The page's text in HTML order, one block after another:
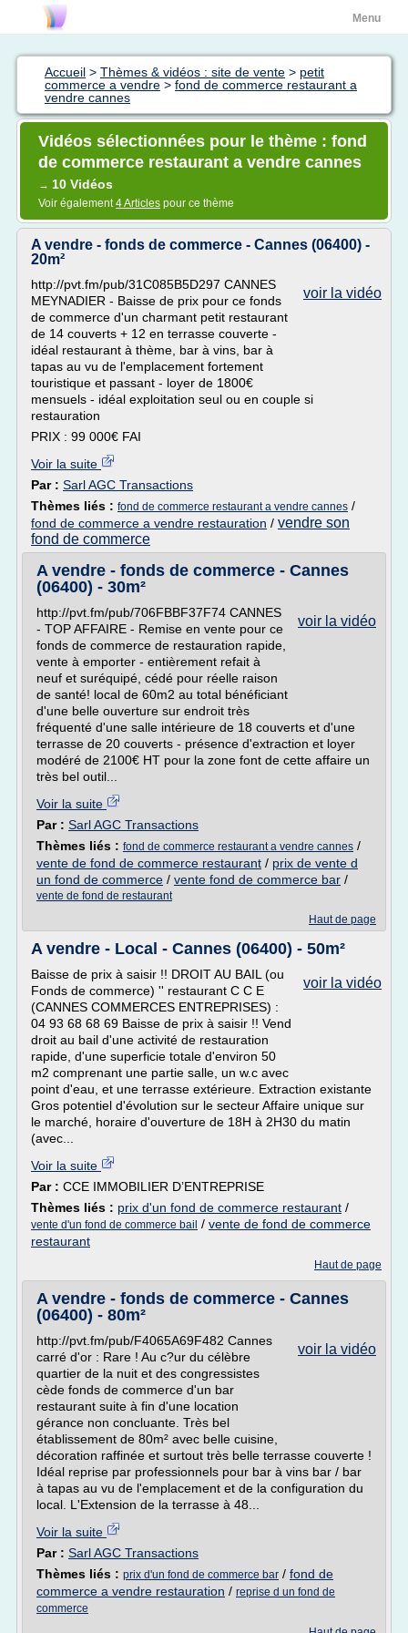
Menu
Accueil > Thèmes & vidéos : site de vente > petit
commerce a vendre > fond de commerce restaurant a
vendre cannes
Vidéos sélectionnées pour le thème : fond
de commerce restaurant a vendre cannes
→ 10 Vidéos
Voir également4 Articles pour ce thème
A vendre - fonds de commerce - Cannes (06400) -
20m²
voir la vidéo
http://pvt.fm/pub/31C085B5D297 CANNES
MEYNADIER - Baisse de prix pour ce fonds
de commerce d'un charmant petit restaurant
de 14 couverts + 12 en terrasse couverte -
idéal restaurant à thème, bar à vins, bar à
tapas au vu de l'emplacement fortement
touristique et passant - loyer de 1800€
mensuels - idéal exploitation seul ou en couple si
restauration
PRIX : 99 000€ FAI
Voir la suite
Par : Sarl AGC Transactions
Thèmes liés : fond de commerce restaurant a vendre cannes /
fond de commerce a vendre restauration / vendre son
fond de commerce
A vendre - fonds de commerce - Cannes
(06400) - 30m²
voir la vidéo
http://pvt.fm/pub/706FBBF37F74 CANNES
- TOP AFFAIRE - Remise en vente pour ce
fonds de commerce de restauration rapide,
vente à emporter - entièrement refait à
neuf et suréquipé, cédé pour réelle raison
de santé! local de 60m2 au total bénéficiant
d'une belle ouverture sur endroit très
fréquenté d'une salle intérieure de 18 couverts et d'une
terrasse de 20 couverts - présence d'extraction et loyer
modéré de 2100€ HT pour la zone font de cette affaire un
très bel outil...
Voir la suite
Par : Sarl AGC Transactions
Thèmes liés : fond de commerce restaurant a vendre cannes /
vente de fond de commerce restaurant / prix de vente d
un fond de commerce / vente fond de commerce bar /
vente de fond de restaurant
Haut de page
A vendre - Local - Cannes (06400) - 50m²
voir la vidéo
Baisse de prix à saisir !! DROIT AU BAIL (ou
Fonds de commerce) '' restaurant C C E
(CANNES COMMERCES ENTREPRISES) :
04 93 68 68 69 Baisse de prix à saisir !! Vend
droit au bail d'une activité de restauration
rapide, d'une superficie totale d'environ 50
m2 comprenant une partie salle, un w.c avec
point d'eau, et une terrasse extérieure. Extraction existante
Gros potentiel d'évolution sur le secteur Affaire unique sur
le marché, horaire d'ouverture de 18H à 2H30 du matin
(avec...
Voir la suite
Par : CCE IMMOBILIER D’ENTREPRISE
Thèmes liés : prix d'un fond de commerce restaurant /
vente d'un fond de commerce bail / vente de fond de commerce
restaurant
Haut de page
A vendre - fonds de commerce - Cannes
(06400) - 80m²
voir la vidéo
http://pvt.fm/pub/F4065A69F482 Cannes
carré d'or : Rare ! Au c?ur du célèbre
quartier de la nuit et des congressistes
cède fonds de commerce d'un bar
restaurant suite à fin d'une location
gérance non concluante. Très bel
établissement de 80m² avec belle cuisine,
décoration raffinée et surtout très belle terrasse couverte !
Idéal reprise par professionnels pour bar à vins bar / bar
à tapas au vu de l'emplacement et de la configuration du
local. L'Extension de la terrasse à 48...
Voir la suite
Par : Sarl AGC Transactions
Thèmes liés : prix d'un fond de commerce bar / fond de
commerce a vendre restauration / reprise d un fond de
commerce